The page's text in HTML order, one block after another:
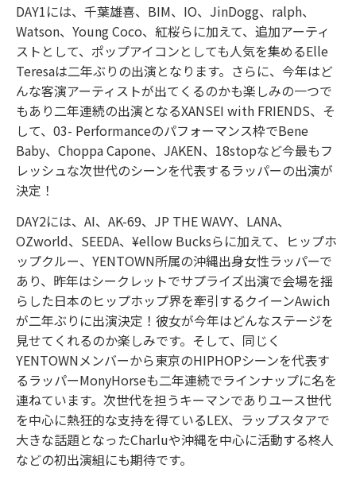
DAY1には、千葉雄喜、BIM、IO、JinDogg、ralph、
Watson、Young Coco、紅桜らに加えて、追加アーティ
ストとして、ポップアイコンとしても人気を集めるElle
Teresaは二年ぶりの出演となります。さらに、今年はど
んな客演アーティストが出てくるのかも楽しみの一つで
もあり二年連続の出演となるXANSEI with FRIENDS、そ
して、03- Performanceのパフォーマンス枠でBene
Baby、Choppa Capone、JAKEN、18stopなど今最もフ
レッシュな次世代のシーンを代表するラッパーの出演が
決定！
DAY2には、AI、AK-69、JP THE WAVY、LANA、
OZworld、SEEDA、¥ellow Bucksらに加えて、ヒップホ
ップクルー、YENTOWN所属の沖縄出身女性ラッパーで
あり、昨年はシークレットでサプライズ出演で会場を揺
らした日本のヒップホップ界を牽引するクイーンAwich
が二年ぶりに出演決定！彼女が今年はどんなステージを
見せてくれるのか楽しみです。そして、同じく
YENTOWNメンバーから東京のHIPHOPシーンを代表す
るラッパーMonyHorseも二年連続でラインナップに名を
連ねています。次世代を担うキーマンでありユース世代
を中心に熱狂的な支持を得ているLEX、ラップスタアで
大きな話題となったCharluや沖縄を中心に活動する柊人
などの初出演組にも期待です。